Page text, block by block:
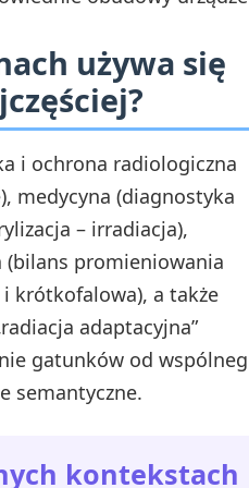
używa się
i ochrona radiologiczna
medycyna (diagnostyka
– irradiacja),
promieniowania
krótkofalowa), a także
adaptacyjna”
gatunków od
semantyczne.
kontekstach